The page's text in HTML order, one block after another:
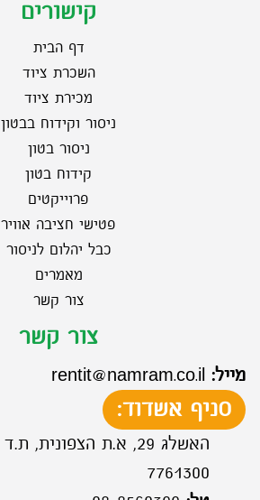
קישורים
דף הבית
השכרת ציוד
מכירת ציוד
ניסור וקידוח בבטון
ניסור בטון
קידוח בטון
פרוייקטים
פטישי חציבה אוויר
כבל יהלום לניסור
מאמרים
צור קשר
צור קשר
מייל:
rentit@namram.co.il
סניף אשדוד:
7761300